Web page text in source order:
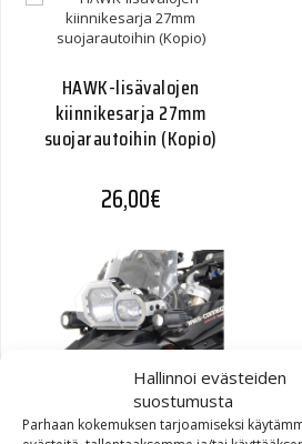
Hallinnoi evästeiden
suostumusta
Parhaan kokemuksen tarjoamiseksi
HAWK-lisävalojen
kiinnikesarja 27mm
suojarautoihin (Kopio)
26,00€
SW-Motech HAWK-